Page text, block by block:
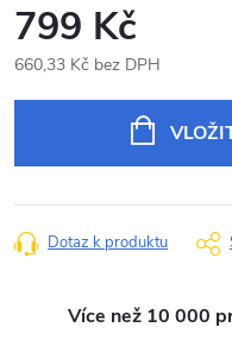
799 Kč
660,33 Kč bez DPH
Dotaz k produktu
Více než 10 000